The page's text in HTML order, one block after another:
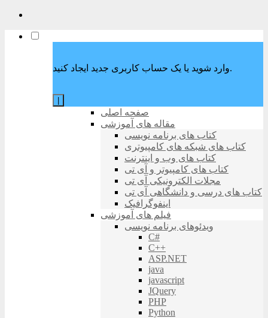
وارد شوید یا یک حساب کاربری جدید ایجاد کنید.
صفحه اصلی
مقاله های آموزشی
کتاب های برنامه نویسی
کتاب های شبکه های کامپیوتری
کتاب های وب و اینترنت
کتاب های کامپیوتر و آی تی
مجلات الکترونیکی آی تی
کتاب های درسی و دانشگاهی آی تی
اینفوگرافیک
فیلم های آموزشی
ویدئوهای برنامه نویسی
C#
C++
ASP.NET
java
javascript
JQuery
PHP
Python